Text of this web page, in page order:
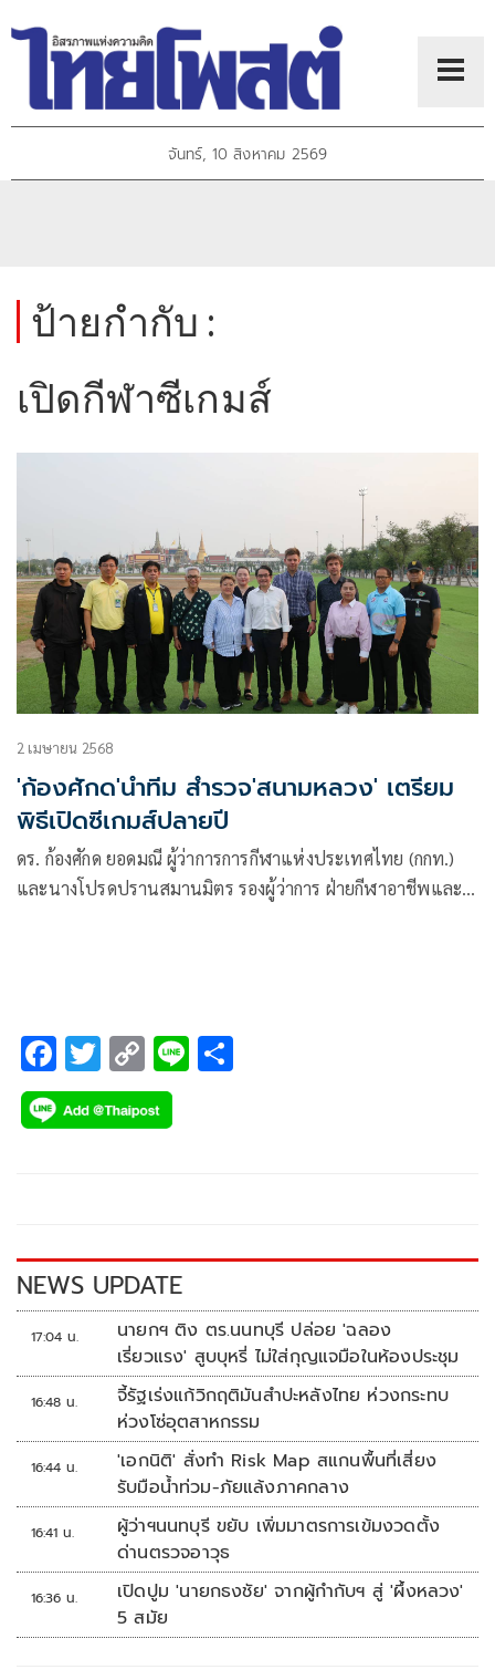
จันทร์, 10 สิงหาคม 2569
ป้ายกำกับ :
เปิดกีฬาซีเกมส์
2 เมษายน 2568
'ก้องศักด'นำทีม สำรวจ'สนามหลวง' เตรียม
พิธีเปิดซีเกมส์ปลายปี
ดร. ก้องศักด ยอดมณี ผู้ว่าการการกีฬาแห่งประเทศไทย (กกท.)
และนางโปรดปรานสมานมิตร รองผู้ว่าการ ฝ่ายกีฬาอาชีพและ
F
ac
e
k
T
wi
tt
C
o
p
k
Li
NEWS UPDATE
17:04 น.
นายกฯ ติง ตร.นนทบุรี ปล่อย 'ฉลอง
เรี่ยวแรง' สูบบุหรี่ ไม่ใส่กุญแจมือในห้องประชุม
16:48 น.
จี้รัฐเร่งแก้วิกฤติมันสำปะหลังไทย ห่วงกระทบ
ห่วงโซ่อุตสาหกรรม
16:44 น.
'เอกนิติ' สั่งทำ Risk Map สแกนพื้นที่เสี่ยง
รับมือน้ำท่วม-ภัยแล้งภาคกลาง
16:41 น.
ผู้ว่าฯนนทบุรี ขยับ เพิ่มมาตรการเข้มงวดตั้ง
ด่านตรวจอาวุธ
16:36 น.
เปิดปูม 'นายกธงชัย' จากผู้กำกับฯ สู่ 'ผึ้งหลวง'
5 สมัย